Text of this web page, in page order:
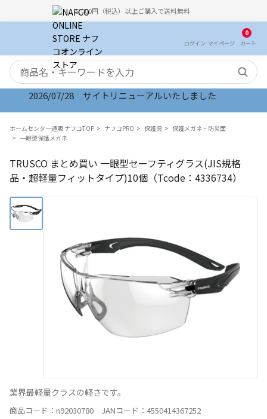
5,000円（税込）以上ご購入で送料無料
ログイン マイ ページ
0
カート
検索キーワード
2026/07/28 サイトリニューアルいたしました
ホームセンター通販 ナフコTOP ナフコPRO 保護具
保護メガネ・防災面
一眼型保護メガネ
TRUSCO まとめ買い 一眼型セーフティグラス(JIS規格
品・超軽量フィットタイプ)10個（Tcode：4336734）
業界最軽量クラスの軽さです。
商品コード：n92030780 JANコード：4550414367252